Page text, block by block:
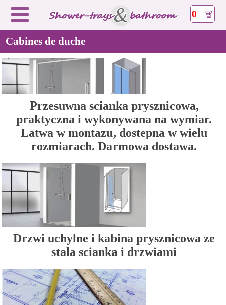
0
Cabines de duche
Przesuwna scianka prysznicowa,
praktyczna i wykonywana na wymiar.
Latwa w montazu, dostepna w wielu
rozmiarach. Darmowa dostawa.
Drzwi uchylne i kabina prysznicowa ze
stala scianka i drzwiami